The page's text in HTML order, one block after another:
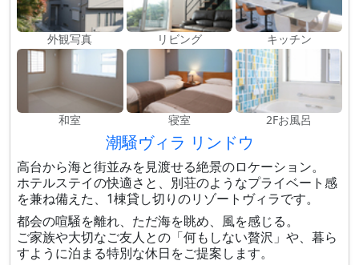
外観写真 リビング キッチン
和室 寝室 2Fお風呂
潮騒ヴィラ リンドウ
高台から海と街並みを見渡せる絶景のロケーション。
ホテルステイの快適さと、別荘のようなプライベート感
を兼ね備えた、1棟貸し切りのリゾートヴィラです。
都会の喧騒を離れ、ただ海を眺め、風を感じる。
ご家族や大切なご友人との「何もしない贅沢」や、暮ら
すように泊まる特別な休日をご提案します。